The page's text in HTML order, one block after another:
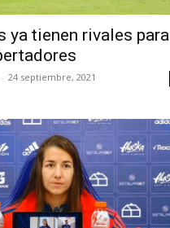
ya tienen rivales para
- 24 septiembre, 2021